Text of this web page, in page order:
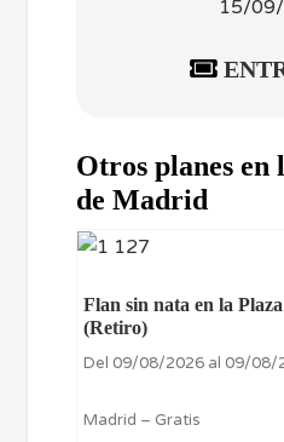
15/09/
Otros planes en
de Madrid
Flan sin nata en la
(Retiro)
Del 09/08/2026 al 09/08/
Madrid – Gratis